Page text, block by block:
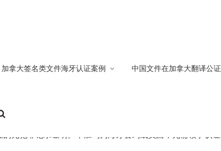
加拿大签名类文件海牙认证案例 中国文件在加拿大翻译公证